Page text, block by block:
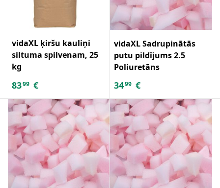
vidaXL ķiršu kauliņi
siltuma spilvenam, 25
kg
8399 €
vidaXL Sadrupinātās
putu pildījums 2.5
Poliuretāns
3499 €